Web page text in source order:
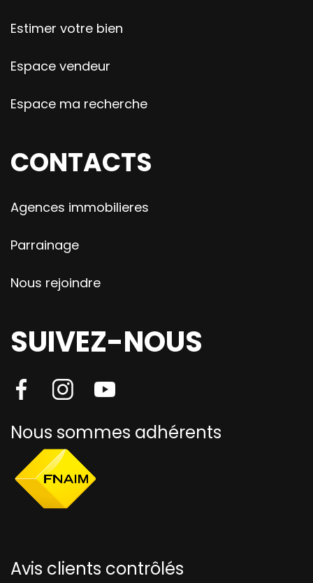
Estimer votre bien
Espace vendeur
Espace ma recherche
CONTACTS
Agences immobilieres
Parrainage
Nous rejoindre
SUIVEZ-NOUS
Nous sommes adhérents
Avis clients contrôlés